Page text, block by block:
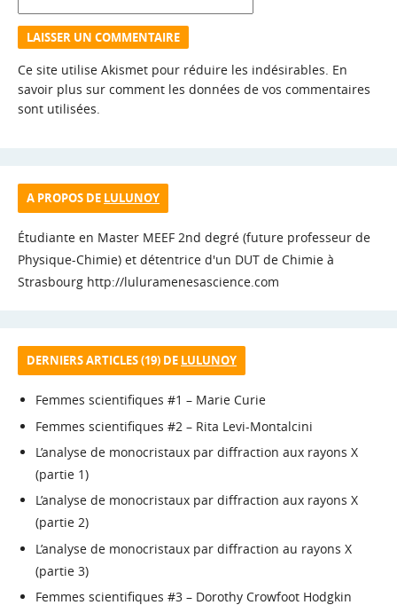
Ce site utilise Akismet pour réduire les indésirables. En
savoir plus sur comment les données de vos commentaires
sont utilisées.
A PROPOS DE LULUNOY
Étudiante en Master MEEF 2nd degré (future professeur de
Physique-Chimie) et détentrice d'un DUT de Chimie à
Strasbourg http://luluramenesascience.com
DERNIERS ARTICLES (19) DE LULUNOY
Femmes scientifiques #1 – Marie Curie
Femmes scientifiques #2 – Rita Levi-Montalcini
L’analyse de monocristaux par diffraction aux rayons X
(partie 1)
L’analyse de monocristaux par diffraction aux rayons X
(partie 2)
L’analyse de monocristaux par diffraction au rayons X
(partie 3)
Femmes scientifiques #3 – Dorothy Crowfoot Hodgkin